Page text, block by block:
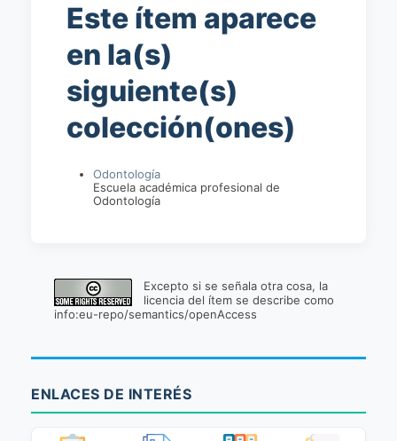
Este ítem aparece
en la(s)
siguiente(s)
colección(ones)
Odontología
Escuela académica profesional de
Odontología
Excepto si se señala otra cosa, la
licencia del ítem se describe como
info:eu-repo/semantics/openAccess
ENLACES DE INTERÉS